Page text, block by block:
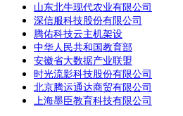
山东北牛现代农业有限公司
深信服科技股份有限公司
腾佑科技云主机架设
中华人民共和国教育部
安徽省大数据产业联盟
时光流影科技股份有限公司
北京腾运通达商贸有限公司
上海墨臣教育科技有限公司